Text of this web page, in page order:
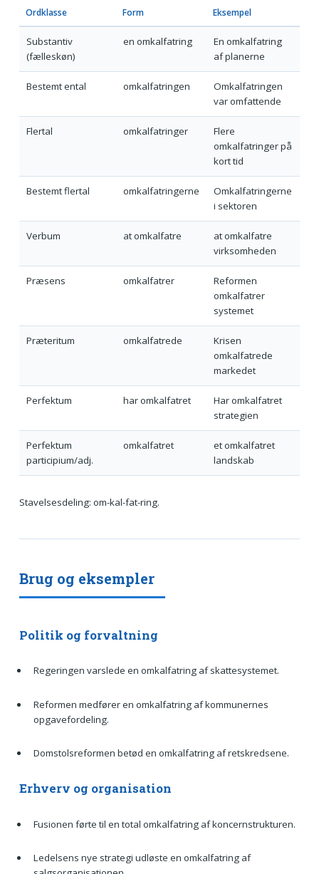
Ordklasse Form Eksempel
Substantiv
(fælleskøn)
en omkalfatring
En omkalfatring
af planerne
Bestemt ental omkalfatringen
Omkalfatringen
var omfattende
Flertal omkalfatringer
Flere
omkalfatringer på
kort tid
Bestemt flertal omkalfatringerne
Omkalfatringerne
i sektoren
Verbum at omkalfatre
at omkalfatre
virksomheden
Præsens omkalfatrer
Reformen
omkalfatrer
systemet
Præteritum omkalfatrede
Krisen
omkalfatrede
markedet
Perfektum har omkalfatret
Har omkalfatret
strategien
Perfektum
participium/adj.
omkalfatret
et omkalfatret
landskab
Stavelsesdeling: om-kal-fat-ring.
Brug og eksempler
Politik og forvaltning
Regeringen varslede en omkalfatring af skattesystemet.
Reformen medfører en omkalfatring af kommunernes
opgavefordeling.
Domstolsreformen betød en omkalfatring af retskredsene.
Erhverv og organisation
Fusionen førte til en total omkalfatring af koncernstrukturen.
Ledelsens nye strategi udløste en omkalfatring af